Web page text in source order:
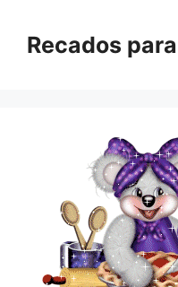
paraRecados